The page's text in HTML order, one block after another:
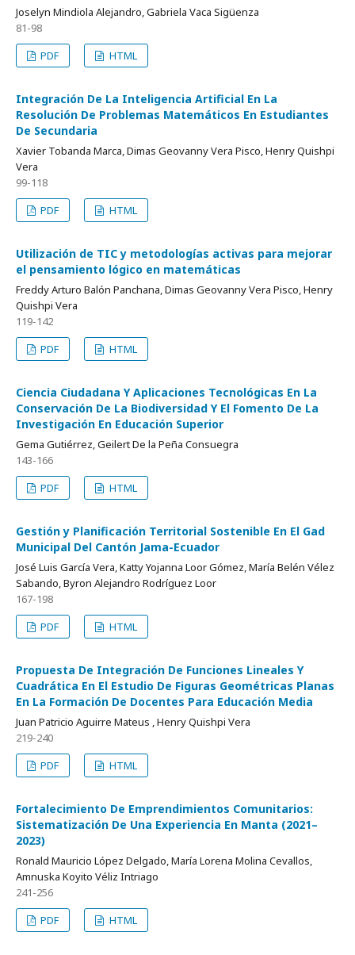
Joselyn Mindiola Alejandro, Gabriela Vaca Sigüenza
81-98
PDF
HTML
Integración De La Inteligencia Artificial En La
Resolución De Problemas Matemáticos En Estudiantes
De Secundaria
Xavier Tobanda Marca, Dimas Geovanny Vera Pisco, Henry Quishpi
Vera
99-118
PDF
HTML
Utilización de TIC y metodologías activas para mejorar
el pensamiento lógico en matemáticas
Freddy Arturo Balón Panchana, Dimas Geovanny Vera Pisco, Henry
Quishpi Vera
119-142
PDF
HTML
Ciencia Ciudadana Y Aplicaciones Tecnológicas En La
Conservación De La Biodiversidad Y El Fomento De La
Investigación En Educación Superior
Gema Gutiérrez, Geilert De la Peña Consuegra
143-166
PDF
HTML
Gestión y Planificación Territorial Sostenible En El Gad
Municipal Del Cantón Jama-Ecuador
José Luis García Vera, Katty Yojanna Loor Gómez, María Belén Vélez
Sabando, Byron Alejandro Rodríguez Loor
167-198
PDF
HTML
Propuesta De Integración De Funciones Lineales Y
Cuadrática En El Estudio De Figuras Geométricas Planas
En La Formación De Docentes Para Educación Media
Juan Patricio Aguirre Mateus , Henry Quishpi Vera
219-240
PDF
HTML
Fortalecimiento De Emprendimientos Comunitarios:
Sistematización De Una Experiencia En Manta (2021–
2023)
Ronald Mauricio López Delgado, María Lorena Molina Cevallos,
Amnuska Koyito Véliz Intriago
241-256
PDF
HTML